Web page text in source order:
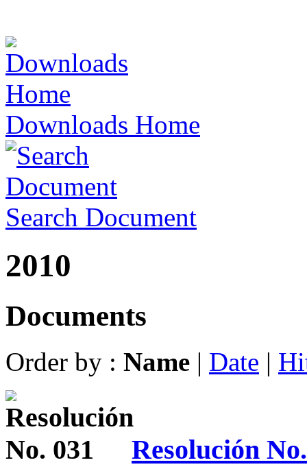
Downloads Home
Search Document
2010
Documents
Order by : Name | Date |
Resolución